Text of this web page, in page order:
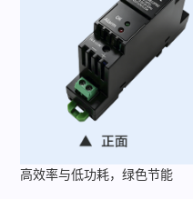
高效率与低功耗，绿色节能